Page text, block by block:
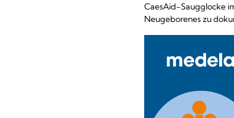
CaesAid-Saugglocke
Neugeborenes zu